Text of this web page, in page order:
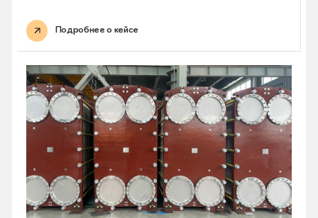
Подробнее о кейсе